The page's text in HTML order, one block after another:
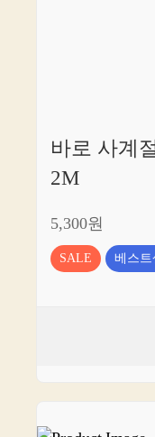
바로 사계
2M
5,300원
SALE 베스트